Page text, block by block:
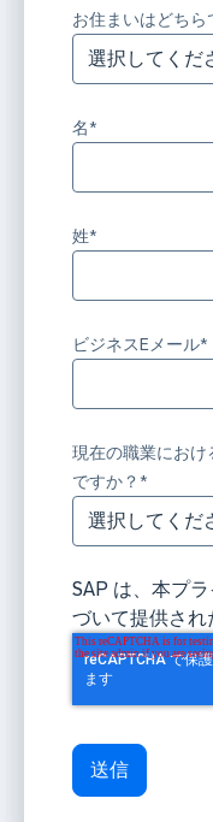
お住まいはどちら
名*
姓*
ビジネスEメール*
現在の職業におけ
ですか？ *
SAP は、本プ
づいて提供され